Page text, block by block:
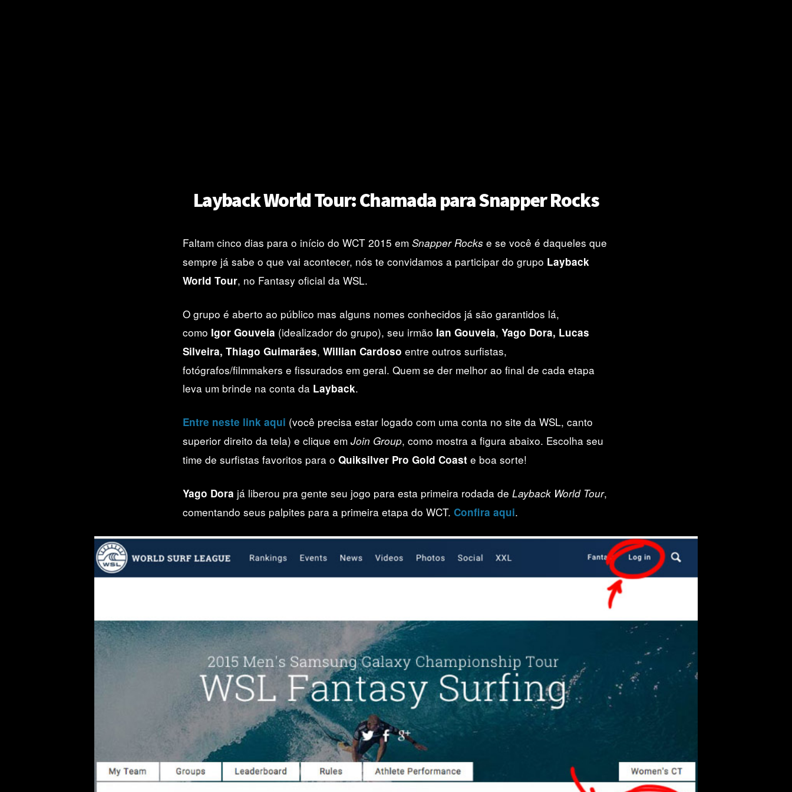
Layback World Tour: Chamada para Snapper Rocks
Faltam cinco dias para o início do WCT 2015 em Snapper Rocks e se você é daqueles que
sempre já sabe o que vai acontecer, nós te convidamos a participar do grupo Layback
World Tour, no Fantasy oficial da WSL.
O grupo é aberto ao público mas alguns nomes conhecidos já são garantidos lá,
como Igor Gouveia (idealizador do grupo), seu irmão Ian Gouveia, Yago Dora, Lucas
Silveira, Thiago Guimarães, Willian Cardoso entre outros surfistas,
fotógrafos/filmmakers e fissurados em geral. Quem se der melhor ao final de cada etapa
leva um brinde na conta da Layback.
Entre neste link aqui (você precisa estar logado com uma conta no site da WSL, canto
superior direito da tela) e clique em Join Group, como mostra a figura abaixo. Escolha seu
time de surfistas favoritos para o Quiksilver Pro Gold Coast e boa sorte!
Yago Dora já liberou pra gente seu jogo para esta primeira rodada de Layback World Tour,
comentando seus palpites para a primeira etapa do WCT. Confira aqui.